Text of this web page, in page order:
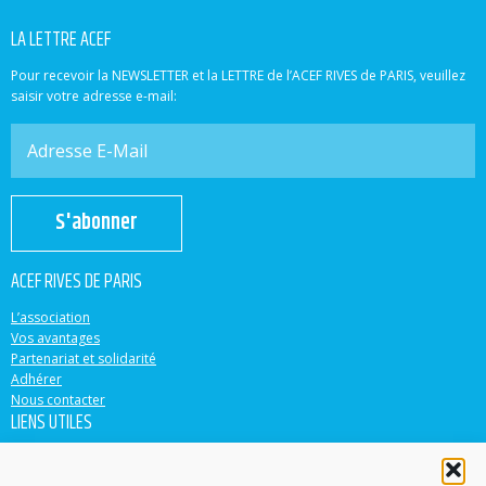
LA LETTRE ACEF
Pour recevoir la NEWSLETTER et la LETTRE de l’ACEF RIVES de PARIS, veuillez
saisir votre adresse e-mail:
S'abonner
ACEF RIVES DE PARIS
L’association
Vos avantages
Partenariat et solidarité
Adhérer
Nous contacter
LIENS UTILES